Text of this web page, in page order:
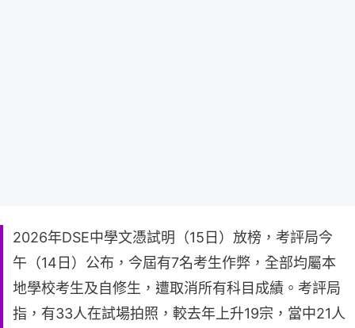
2026年DSE中學文憑試明（15日）放榜，考評局今
午（14日）公布，今屆有7名考生作弊，全部均屬本
地學校考生及自修生，遭取消所有科目成績。考評局
指，有33人在試場拍照，較去年上升19宗，當中21人